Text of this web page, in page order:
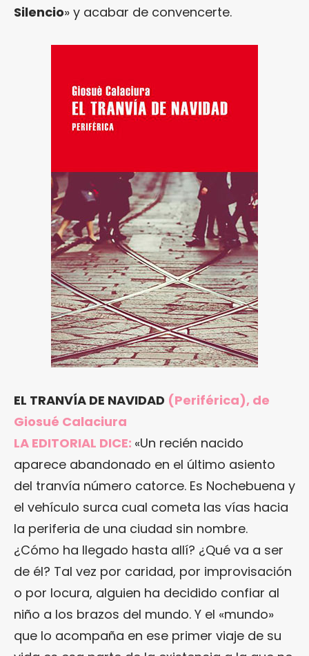
Silencio» y acabar de convencerte.
EL TRANVÍA DE NAVIDAD (Periférica), de
Giosué Calaciura
LA EDITORIAL DICE: «Un recién nacido
aparece abandonado en el último asiento
del tranvía número catorce. Es Nochebuena y
el vehículo surca cual cometa las vías hacia
la periferia de una ciudad sin nombre.
¿Cómo ha llegado hasta allí? ¿Qué va a ser
de él? Tal vez por caridad, por improvisación
o por locura, alguien ha decidido confiar al
niño a los brazos del mundo. Y el «mundo»
que lo acompaña en ese primer viaje de su